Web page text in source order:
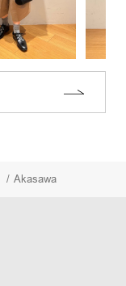
/ Akasawa